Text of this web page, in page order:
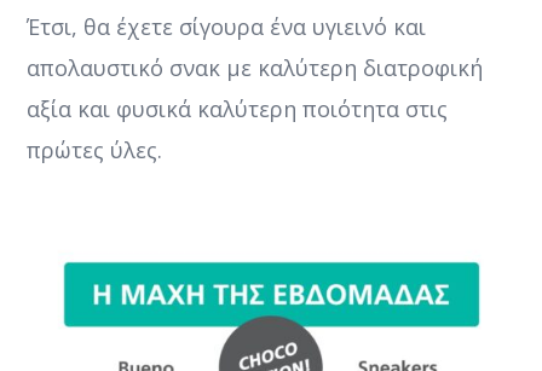
Έτσι, θα έχετε σίγουρα ένα υγιεινό και
απολαυστικό σνακ με καλύτερη διατροφική
αξία και φυσικά καλύτερη ποιότητα στις
πρώτες ύλες.